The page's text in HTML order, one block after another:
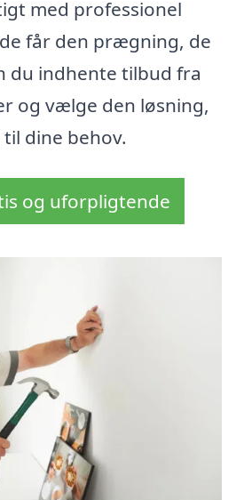
med professionel
får den prægning, de
du indhente tilbud fra
og vælge den løsning,
dine behov.
og uforpligtende